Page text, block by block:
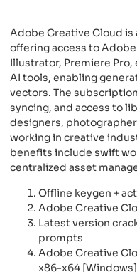
Adobe Creative Cloud
offering access to
Illustrator, Premiere
AI tools, enabling
vectors. The
syncing, and access to
designers,
working in creative
benefits include swift
centralized asset
Offline keygen +
Adobe Creative
Latest version
prompts
Adobe Creative
x86-x64 [Windows]